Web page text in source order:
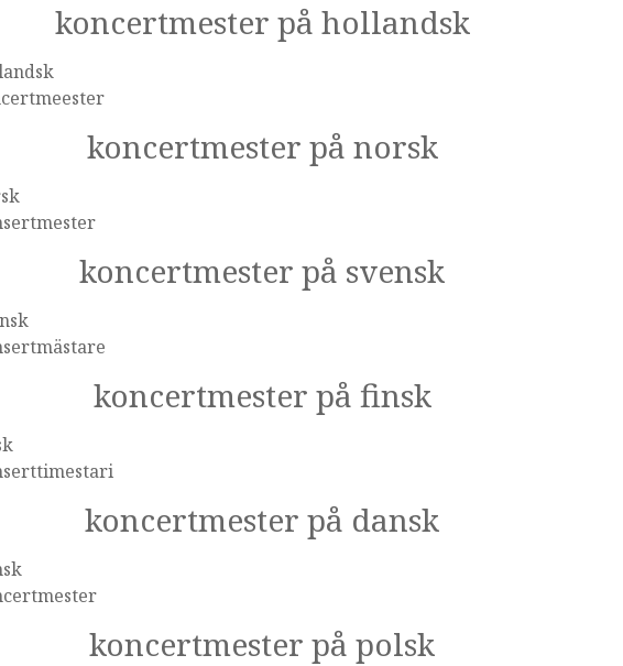
koncertmester på hollandsk
koncertmester på norsk
koncertmester på svensk
koncertmester på finsk
koncertmester på dansk
koncertmester på polsk